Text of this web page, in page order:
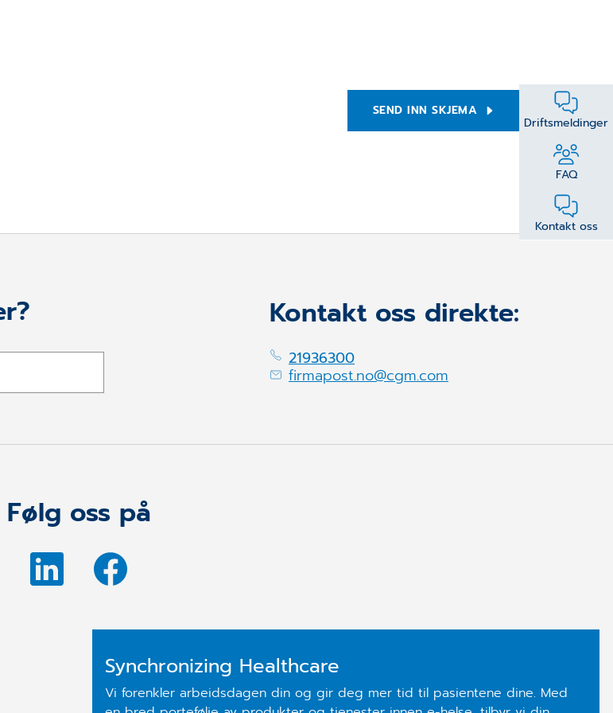
Driftsmeldinger
FAQ
Kontakt oss
SEND INN SKJEMA
Kontakt oss direkte:
21936300
firmapost.no@cgm.com
Følg oss på
Synchronizing Healthcare
Vi forenkler arbeidsdagen din og gir deg mer tid til pasientene dine. Med